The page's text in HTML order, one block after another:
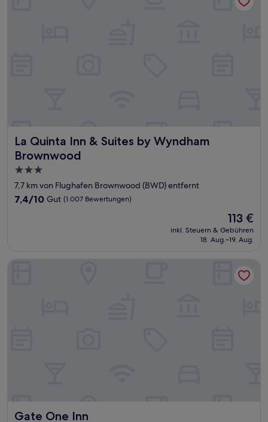
La Quinta Inn & Suites by Wyndham
Brownwood
La Quinta Inn & Suites by Wyndham Brownwood
3.0-
Sterne-
Unterkunft
7,7 km von Flughafen Brownwood (BWD) entfernt
7.4
7,4/10 Gut (1.007 Bewertungen)
Der
Preis
beträgt
113 €
inkl. Steuern & Gebühren
18. Aug.–19. Aug.
Gate One Inn
Gate One Inn